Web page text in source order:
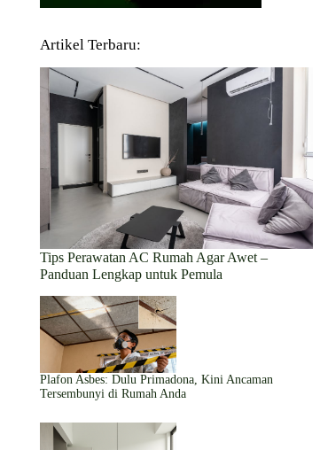
Artikel Terbaru:
Tips Perawatan AC Rumah Agar Awet –
Panduan Lengkap untuk Pemula
Plafon Asbes: Dulu Primadona, Kini Ancaman
Tersembunyi di Rumah Anda